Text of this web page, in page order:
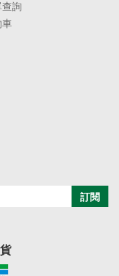
詢
車
訂閱